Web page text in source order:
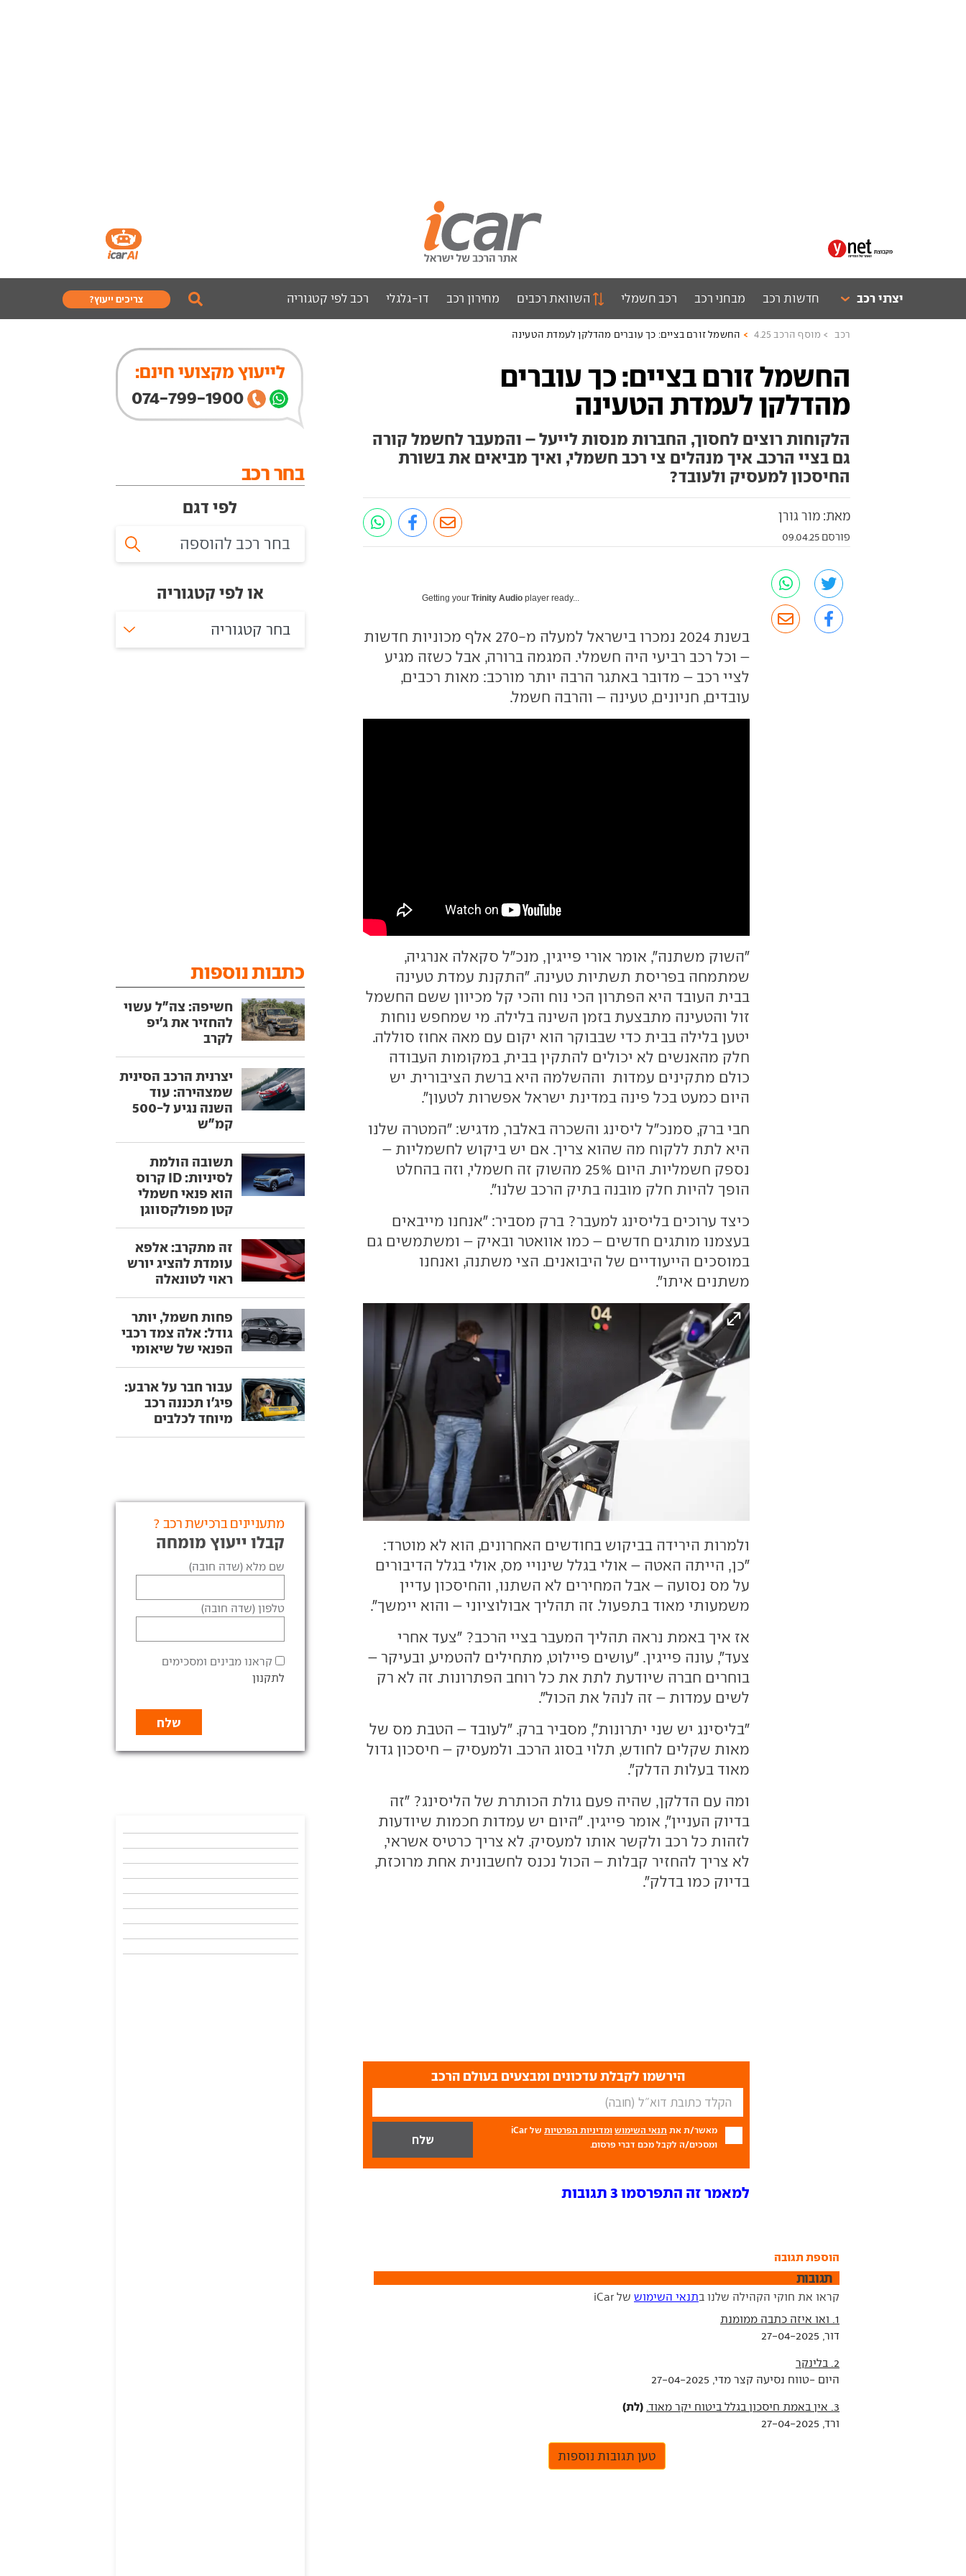
יצרני רכב חדשות רכב מבחני רכב רכב חשמלי השוואת רכבים מחירון רכב דו-גלגלי רכב לפי קטגוריה צריכים ייעוץ?
רכב מוסף הרכב 4.25 החשמל זורם בציים: כך עוברים מהדלקן לעמדת הטעינה
החשמל זורם בציים: כך עוברים
מהדלקן לעמדת הטעינה
הלקוחות רוצים לחסוך, החברות מנסות לייעל – והמעבר לחשמל קורה
גם בציי הרכב. איך מנהלים צי רכב חשמלי, ואיך מביאים את בשורת
החיסכון למעסיק ולעובד?
מאת: מור גורן
פורסם 09.04.25
Getting yourTrinity Audio player ready...
בשנת 2024 נמכרו בישראל למעלה מ-270 אלף מכוניות חדשות
– וכל רכב רביעי היה חשמלי. המגמה ברורה, אבל כשזה מגיע
לציי רכב – מדובר באתגר הרבה יותר מורכב: מאות רכבים,
עובדים, חניונים, טעינה – והרבה חשמל.
"השוק משתנה", אומר אורי פייגין, מנכ"ל סקאלה אנרגיה,
שמתמחה בפריסת תשתיות טעינה. "התקנת עמדת טעינה
בבית העובד היא הפתרון הכי נוח והכי קל מכיוון ששם החשמל
זול והטעינה מתבצעת בזמן השינה בלילה. מי שמחפש נוחות
יטען בלילה בבית כדי שבבוקר הוא יקום עם מאה אחוז סוללה.
חלק מהאנשים לא יכולים להתקין בבית, במקומות העבודה
כולם מתקינים עמדות וההשלמה היא ברשת הציבורית. יש
היום כמעט בכל פינה במדינת ישראל אפשרות לטעון".
חבי ברק, סמנכ"ל ליסינג והשכרה באלבר, מדגיש: "המטרה שלנו
היא לתת ללקוח מה שהוא צריך. אם יש ביקוש לחשמליות –
נספק חשמליות. היום 25% מהשוק זה חשמלי, וזה בהחלט
הופך להיות חלק מובנה בתיק הרכב שלנו".
כיצד ערוכים בליסינג למעבר? ברק מסביר: "אנחנו מייבאים
בעצמנו מותגים חדשים – כמו אוואטר ובאיק – ומשתמשים גם
במוסכים הייעודיים של היבואנים. הצי משתנה, ואנחנו
משתנים איתו".
ולמרות הירידה בביקוש בחודשים האחרונים, הוא לא מוטרד:
"כן, הייתה האטה – אולי בגלל שינויי מס, אולי בגלל הדיבורים
על מס נסועה – אבל המחירים לא השתנו, והחיסכון עדיין
משמעותי מאוד בתפעול. זה תהליך אבולוציוני – והוא יימשך".
אז איך באמת נראה תהליך המעבר בציי הרכב? "צעד אחרי
צעד", עונה פייגין. "עושים פיילוט, מתחילים להטמיע, ובעיקר –
בוחרים חברה שיודעת לתת את כל רוחב הפתרונות. זה לא רק
לשים עמדות – זה לנהל את הכול".
"בליסינג יש שני יתרונות", מסביר ברק. "לעובד – הטבת מס של
מאות שקלים לחודש, תלוי בסוג הרכב. ולמעסיק – חיסכון גדול
מאוד בעלות הדלק".
ומה עם הדלקן, שהיה פעם גולת הכותרת של הליסינג? "זה
בדיוק העניין", אומר פייגין. "היום יש עמדות חכמות שיודעות
לזהות כל רכב ולקשר אותו למעסיק. לא צריך כרטיס אשראי,
לא צריך להחזיר קבלות – הכול נכנס לחשבונית אחת מרוכזת,
בדיוק כמו בדלק".
הירשמו לקבלת עדכונים ומבצעים בעולם הרכב
מאשר/ת את תנאי השימוש ומדיניות הפרטיות
של iCar
ומסכים/ה לקבל מכם דברי פרסום.
למאמר זה התפרסמו 3 תגובות
הוספת תגובה
תגובות
קראו את חוקי הקהילה שלנו בתנאי השימוש של iCar
1. ואו איזה כתבה ממומנת
דור, 27-04-2025
2. בלינקר
היום -טווח נסיעה קצר מדי, 27-04-2025
3. אין באמת חיסכון בגלל ביטוח יקר מאוד.
(לת)
ורד, 27-04-2025
טען תגובות נוספות
לייעוץ מקצועי חינם:
074-799-1900
בחר רכב
לפי דגם
או לפי קטגוריה
בחר קטגוריה
כתבות נוספות
חשיפה: צה"ל עשוי
להחזיר את ג'יפ
לקרב
יצרנית הרכב הסינית
שמצהירה: עוד
השנה נגיע ל-500
קמ"ש
תשובה הולמת
לסיניות: ID קרוס
הוא פנאי חשמלי
קטן מפולקסווגן
זה מתקרב: אלפא
עומדת להציג יורש
ראוי לטונאלה
פחות חשמל, יותר
גודל: אלה צמד רכבי
הפנאי של שיאומי
עבור חבר על ארבע:
פיג'ו תכננה רכב
מיוחד לכלבים
מתעניינים ברכישת רכב ?
קבלו ייעוץ מומחה
שם מלא (שדה חובה)
טלפון (שדה חובה)
קראנו מבינים ומסכימים
לתקנון